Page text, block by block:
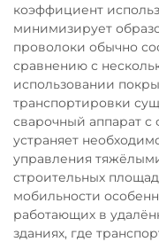
коэффициент
минимизирует
проволоки обычно
сравнению с
использовании
транспортировки
сварочный аппарат
устраняет
управления
строительных
мобильности
работающих в
зданиях, где